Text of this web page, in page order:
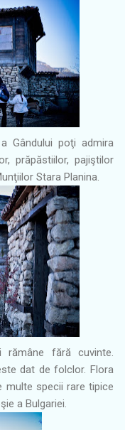
Gândului poţi admira
prăpăstiilor, pajiştilor
Stara Planina.
fără cuvinte.
dat de folclor. Flora
multe specii rare tipice
a Bulgariei.